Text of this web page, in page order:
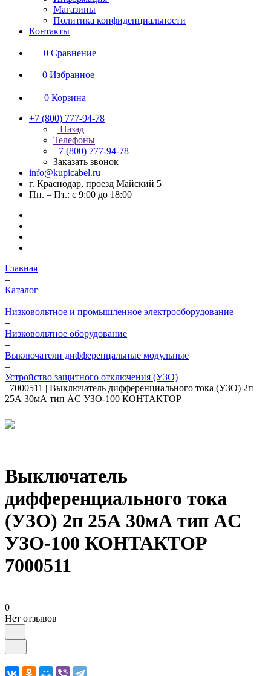
Магазины
Политика конфиденциальности
Контакты
0 Сравнение
0 Избранное
0 Корзина
+7 (800) 777-94-78
Назад
Телефоны
+7 (800) 777-94-78
Заказать звонок
info@kupicabel.ru
г. Краснодар, проезд Майский 5
Пн. – Пт.: с 9:00 до 18:00
Главная
–
Каталог
–
Низковольтное и промышленное электрооборудование
–
Низковольтное оборудование
–
Выключатели дифференцальные модульные
–
Устройство защитного отключения (УЗО)
–7000511 | Выключатель дифференциального тока (УЗО) 2п
25А 30мА тип AC УЗО-100 КОНТАКТОР
Выключатель
дифференциального тока
(УЗО) 2п 25А 30мА тип AC
УЗО-100 КОНТАКТОР
7000511
0
Нет отзывов